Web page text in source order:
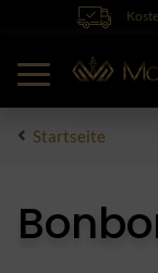
Startseite